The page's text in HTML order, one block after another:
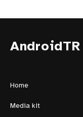
AndroidTR
Home
Media kit